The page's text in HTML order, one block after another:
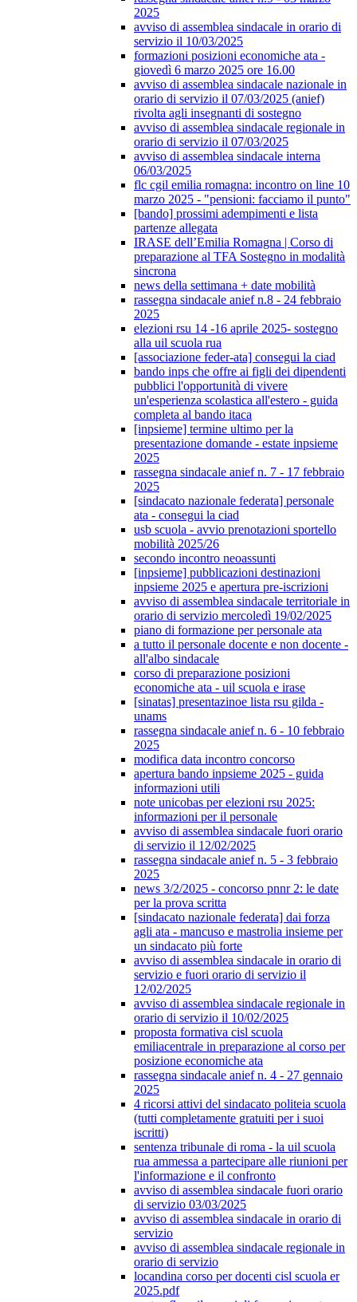
2025
avviso di assemblea sindacale in orario di
servizio il 10/03/2025
formazioni posizioni economiche ata -
giovedì 6 marzo 2025 ore 16.00
avviso di assemblea sindacale nazionale in
orario di servizio il 07/03/2025 (anief)
rivolta agli insegnanti di sostegno
avviso di assemblea sindacale regionale in
orario di servizio il 07/03/2025
avviso di assemblea sindacale interna
06/03/2025
flc cgil emilia romagna: incontro on line 10
marzo 2025 - "pensioni: facciamo il punto"
[bando] prossimi adempimenti e lista
partenze allegata
IRASE dell’Emilia Romagna | Corso di
preparazione al TFA Sostegno in modalità
sincrona
news della settimana + date mobilità
rassegna sindacale anief n.8 - 24 febbraio
2025
elezioni rsu 14 -16 aprile 2025- sostegno
alla uil scuola rua
[associazione feder-ata] consegui la ciad
bando inps che offre ai figli dei dipendenti
pubblici l'opportunità di vivere
un'esperienza scolastica all'estero - guida
completa al bando itaca
[inpsieme] termine ultimo per la
presentazione domande - estate inpsieme
2025
rassegna sindacale anief n. 7 - 17 febbraio
2025
[sindacato nazionale federata] personale
ata - consegui la ciad
usb scuola - avvio prenotazioni sportello
mobilità 2025/26
secondo incontro neoassunti
[inpsieme] pubblicazioni destinazioni
inpsieme 2025 e apertura pre-iscrizioni
avviso di assemblea sindacale territoriale in
orario di servizio mercoledì 19/02/2025
piano di formazione per personale ata
a tutto il personale docente e non docente -
all'albo sindacale
corso di preparazione posizioni
economiche ata - uil scuola e irase
[sinatas] presentazinoe lista rsu gilda -
unams
rassegna sindacale anief n. 6 - 10 febbraio
2025
modifica data incontro concorso
apertura bando inpsieme 2025 - guida
informazioni utili
note unicobas per elezioni rsu 2025:
informazioni per il personale
avviso di assemblea sindacale fuori orario
di servizio il 12/02/2025
rassegna sindacale anief n. 5 - 3 febbraio
2025
news 3/2/2025 - concorso pnnr 2: le date
per la prova scritta
[sindacato nazionale federata] dai forza
agli ata - mancuso e mastrolia insieme per
un sindacato più forte
avviso di assemblea sindacale in orario di
servizio e fuori orario di servizio il
12/02/2025
avviso di assemblea sindacale regionale in
orario di servizio il 10/02/2025
proposta formativa cisl scuola
emiliacentrale in preparazione al corso per
posizione economiche ata
rassegna sindacale anief n. 4 - 27 gennaio
2025
4 ricorsi attivi del sindacato politeia scuola
(tutti completamente gratuiti per i suoi
iscritti)
sentenza tribunale di roma - la uil scuola
rua ammessa a partecipare alle riunioni per
l'informazione e il confronto
avviso di assemblea sindacale fuori orario
di servizio 03/03/2025
avviso di assemblea sindacale in orario di
servizio
avviso di assemblea sindacale regionale in
orario di servizio
locandina corso per docenti cisl scuola er
2025.pdf